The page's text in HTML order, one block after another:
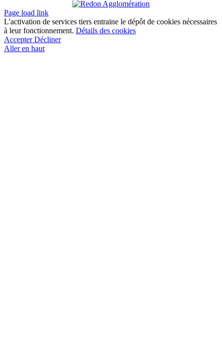
Page load link
L'activation de services tiers entraine le dépôt de cookies nécessaires
à leur fonctionnement. Détails des cookies
AccepterDécliner
Aller en haut